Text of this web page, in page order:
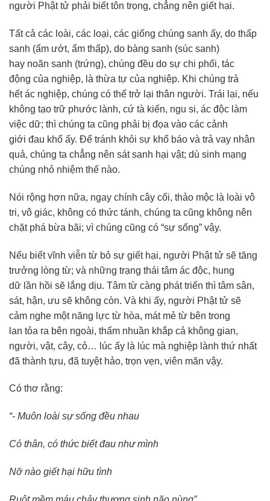
người Phật tử phải biết tôn trọng, chẳng nên giết hại.
Tất cả các loài, các loại, các giống chúng sanh ấy, do thấp
sanh (ẩm ướt, ẩm thấp), do bàng sanh (súc sanh)
hay noãn sanh (trứng), chúng đều do sự chi phối, tác
động của nghiệp, là thừa tự của nghiệp. Khi chúng trả
hết ác nghiệp, chúng có thể trở lại thân người. Trái lại, nếu
không tạo trữ phước lành, cứ tà kiến, ngu si, ác độc làm
việc dữ; thì chúng ta cũng phải bị đọa vào các cảnh
giới đau khổ ấy. Để tránh khỏi sự khổ báo và trả vay nhân
quả, chúng ta chẳng nên sát sanh hại vật; dù sinh mạng
chúng nhỏ nhiệm thế nào.
Nói rộng hơn nữa, ngay chính cây cối, thảo mộc là loài vô
tri, vô giác, không có thức tánh, chúng ta cũng không nên
chặt phá bừa bãi; vì chúng cũng có “sự sống” vậy.
Nếu biết vĩnh viễn từ bỏ sự giết hại, người Phật tử sẽ tăng
trưởng lòng từ; và những trạng thái tâm ác độc, hung
dữ lần hồi sẽ lắng dịu. Tâm từ càng phát triển thì tâm sân,
sát, hận, ưu sẽ không còn. Và khi ấy, người Phật tử sẽ
cảm nghe một năng lực từ hòa, mát mẻ từ bên trong
lan tỏa ra bên ngoài, thấm nhuần khắp cả không gian,
người, vật, cây, cỏ… lúc ấy là lúc mà nghiệp lành thứ nhất
đã thành tựu, đã tuyệt hảo, trọn vẹn, viên mãn vậy.
Có thơ rằng:
“- Muôn loài sự sống đều nhau
Có thân, có thức biết đau như mình
Nỡ nào giết hại hữu tình